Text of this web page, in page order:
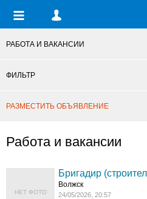
РАБОТА И ВАКАНСИИ
ФИЛЬТР
РАЗМЕСТИТЬ ОБЪЯВЛЕНИЕ
Работа и вакансии
НЕТ ФОТО
Бригадир
Волжск
24/05/2026, 20:57